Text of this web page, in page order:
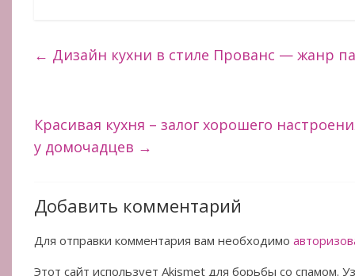
← Дизайн кухни в стиле Прованс — жанр
Красивая кухня – залог хорошего
у домочадцев →
Добавить комментарий
Для отправки комментария вам необходимо
Этот сайт использует Akismet для борьбы со спамом.